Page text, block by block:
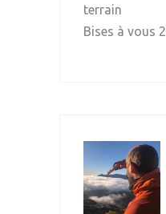
terrain
Bises à vous 2